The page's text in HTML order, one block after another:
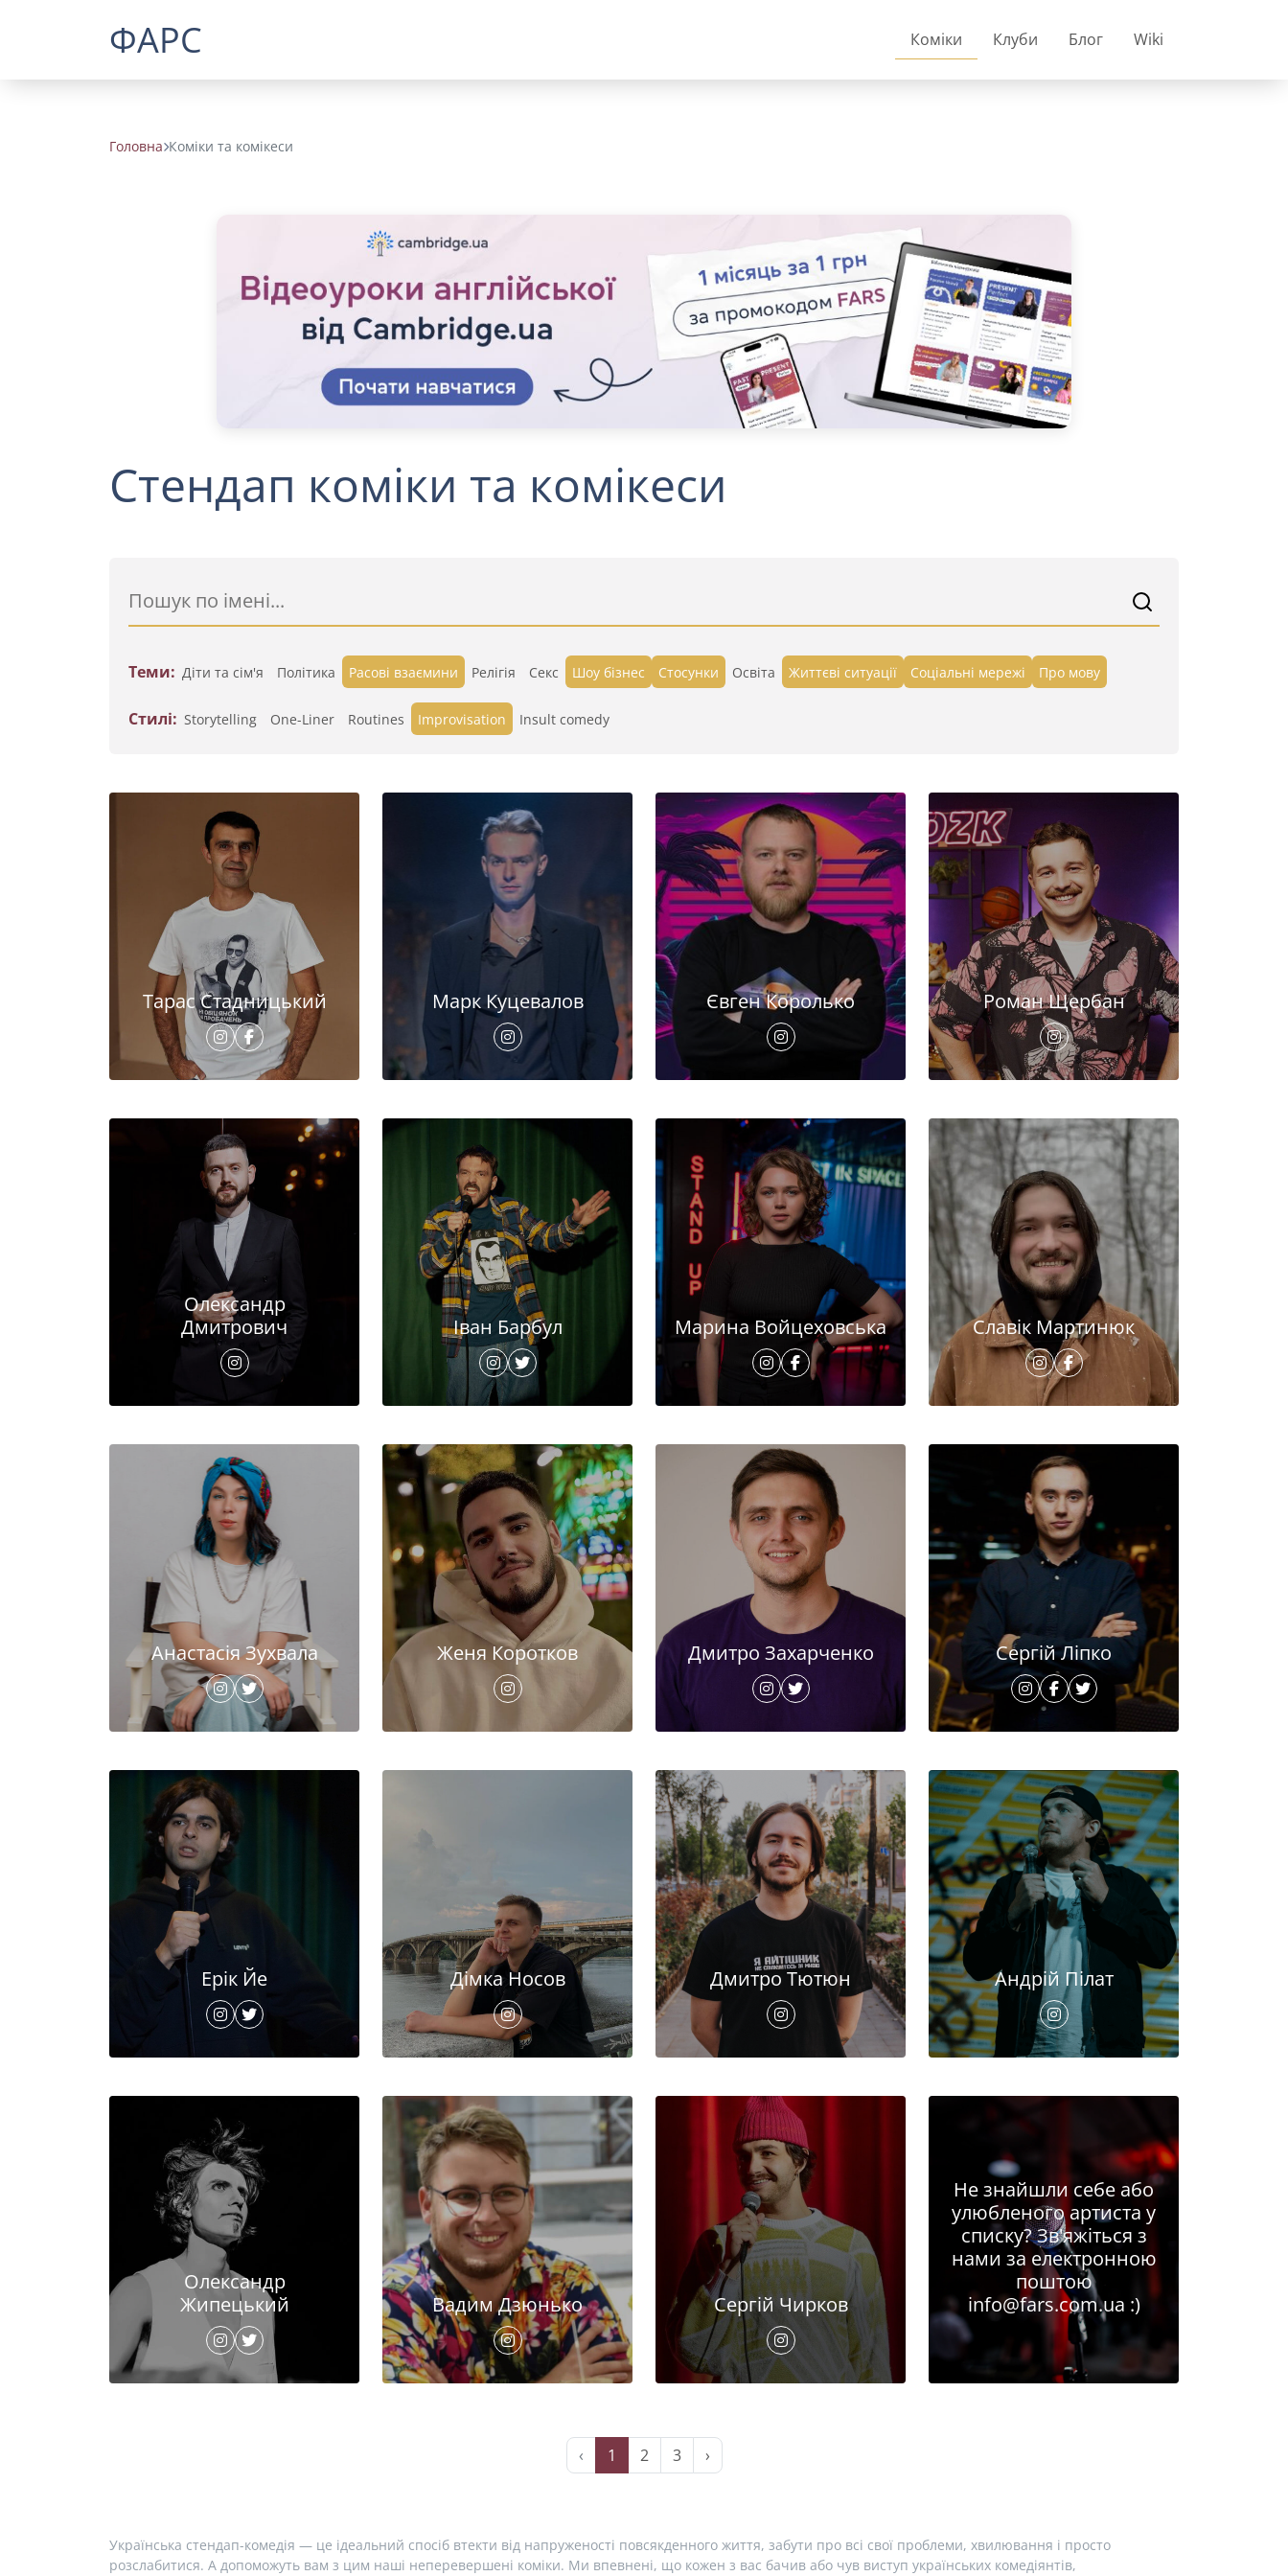
ФАРС Коміки Клуби Блог Wiki
Головна Коміки та комікеси
Стендап коміки та комікеси
Теми: Діти та сім'я Політика Расові взаємини Релігія Секс Шоу бізнес Стосунки Освіта Життєві ситуації Cоціальні мережі Про мову
Стилі: Storytelling One-Liner Routines Improvisation Insult comedy
Тарас Стадницький Марк Куцевалов Євген Королько Роман Щербан
Олександр
Дмитрович
Іван Барбул Марина Войцеховська Славік Мартинюк
Анастасія Зухвала Женя Коротков Дмитро Захарченко Сергій Ліпко
Ерік Йе Дімка Носов Дмитро Тютюн Андрій Пілат
Олександр
Жипецький
Вадим Дзюнько Сергій Чирков
Не знайшли себе або
улюбленого артиста у
списку? Зв'яжіться з
нами за електронною
поштою
info@fars.com.ua :)
‹ 1 2 3 ›
Українська стендап-комедія — це ідеальний спосіб втекти від напруженості повсякденного життя, забути про всі свої проблеми, хвилювання і просто
розслабитися. А допоможуть вам з цим наші неперевершені коміки. Ми впевнені, що кожен з вас бачив або чув виступ українських комедіянтів,